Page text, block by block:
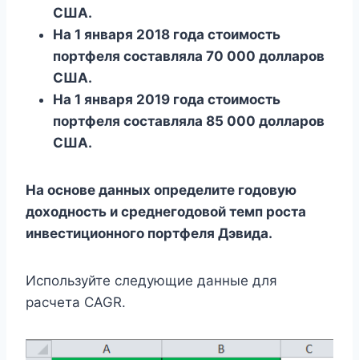
США.
На 1 января 2018 года стоимость
портфеля составляла 70 000 долларов
США.
На 1 января 2019 года стоимость
портфеля составляла 85 000 долларов
США.
На основе данных определите годовую
доходность и среднегодовой темп роста
инвестиционного портфеля Дэвида.
Используйте следующие данные для
расчета CAGR.